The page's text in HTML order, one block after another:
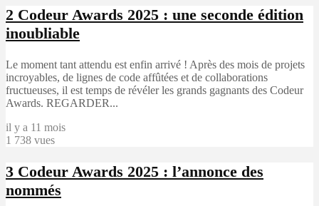
2 Codeur Awards 2025 : une seconde édition
inoubliable
Le moment tant attendu est enfin arrivé ! Après des mois de projets
incroyables, de lignes de code affûtées et de collaborations
fructueuses, il est temps de révéler les grands gagnants des Codeur
Awards. REGARDER...
il y a 11 mois
1 738 vues
3 Codeur Awards 2025 : l’annonce des
nommés